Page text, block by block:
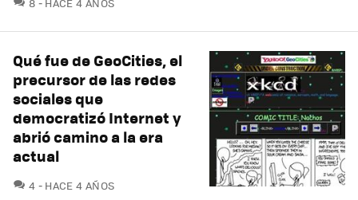
Qué fue de GeoCities, el
precursor de las redes
sociales que
democratizó Internet y
abrió camino a la era
actual
4 COMENTARIOS
HACE 4 AÑOS